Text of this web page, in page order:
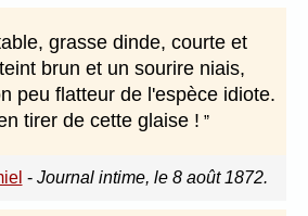
grasse dinde, courte et
brun et un sourire niais,
peu flatteur de l'espèce idiote.
tirer de cette glaise !
- Journal intime, le 8 août 1872.